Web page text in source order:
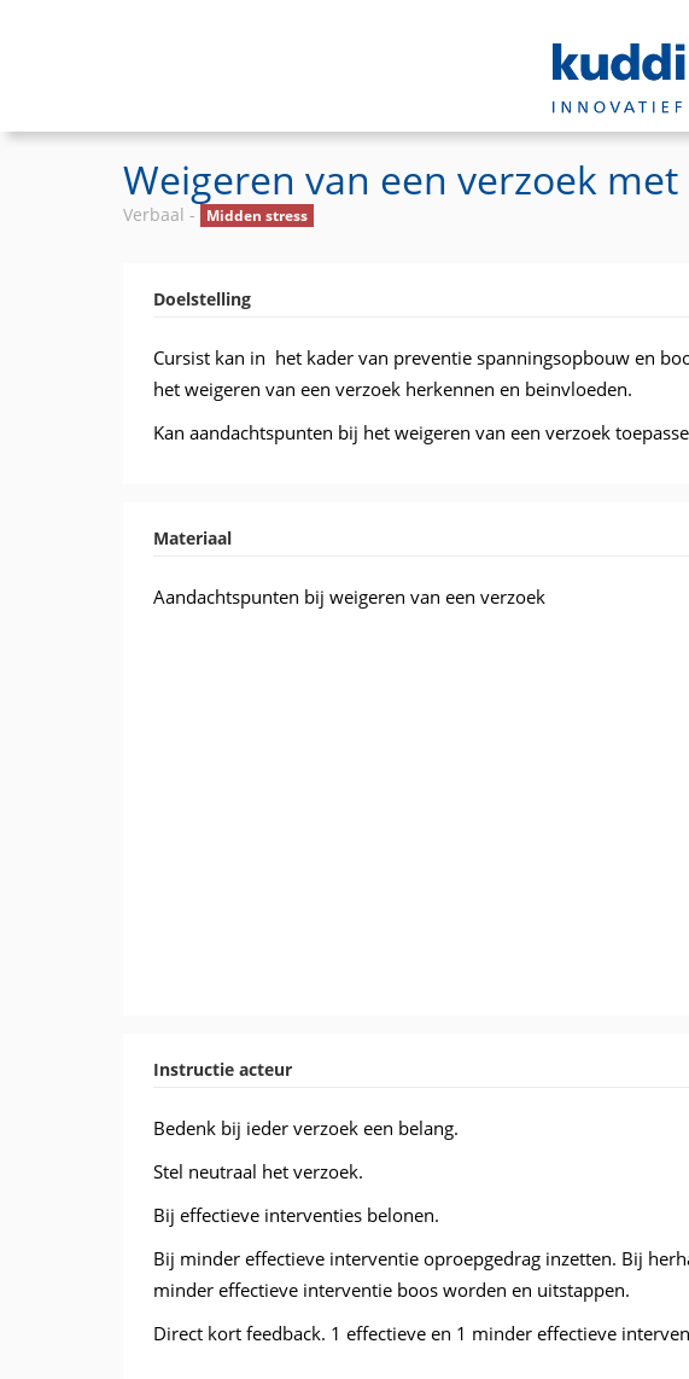
Weigeren van een verzoek
Verbaal - Midden stress
Doelstelling
Cursist kan in het kader van preventie spanningsopbouw en
het weigeren van een verzoek herkennen en beinvloeden.
Kan aandachtspunten bij het weigeren van een verzoek
Materiaal
Aandachtspunten bij weigeren van een verzoek
Instructie acteur
Bedenk bij ieder verzoek een belang.
Stel neutraal het verzoek.
Bij effectieve interventies belonen.
Bij minder effectieve interventie oproepgedrag inzetten. Bij
minder effectieve interventie boos worden en uitstappen.
Direct kort feedback. 1 effectieve en 1 minder effectieve